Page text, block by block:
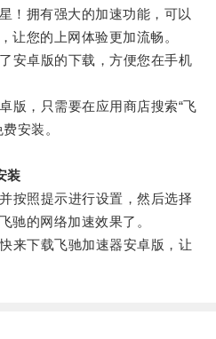
！拥有强大的加速功能，可以
让您的上网体验更加流畅。
卓版的下载，方便您在手机
，只需要在应用商店搜索“飞
安装。
装
照提示进行设置，然后选择
驰的网络加速效果了。
下载飞驰加速器安卓版，让